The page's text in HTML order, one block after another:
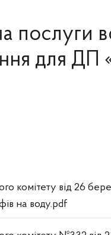
послуги
для ДП
комітету від 26
на воду.pdf